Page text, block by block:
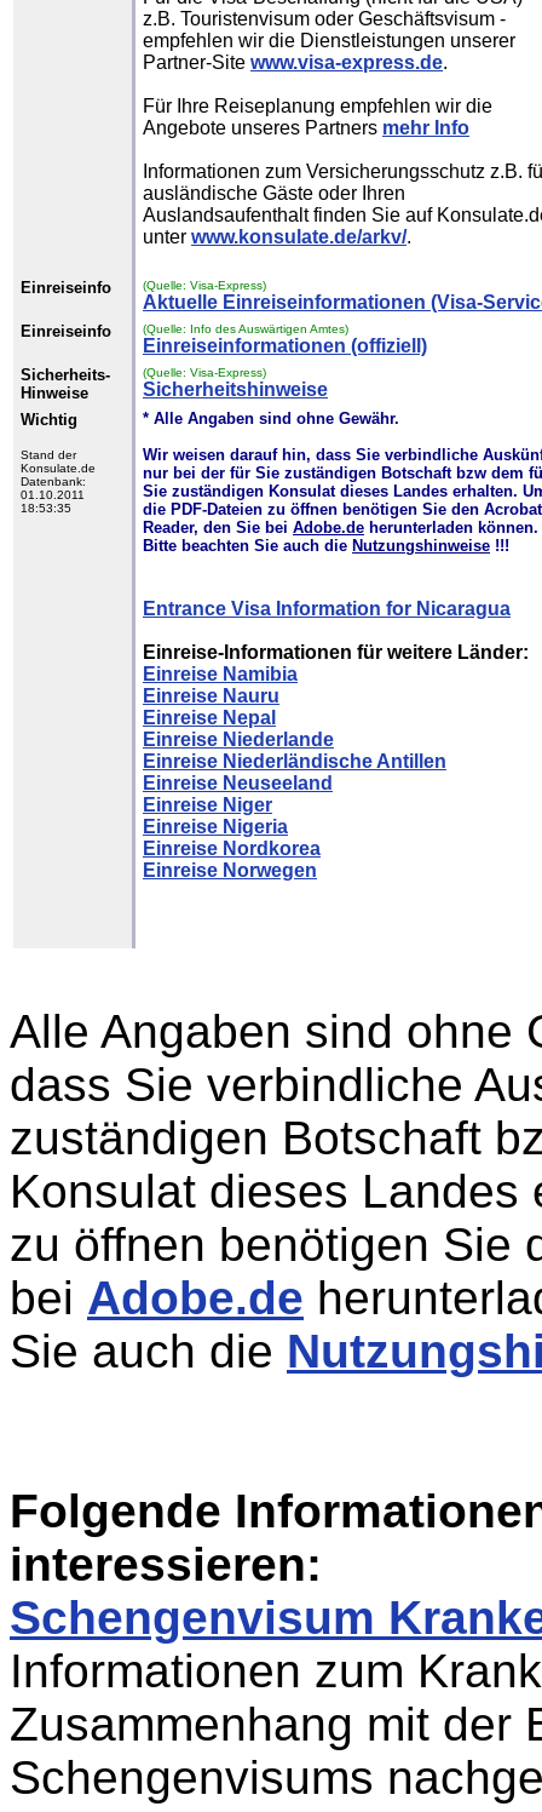
z.B. Touristenvisum oder Geschäftsvisum -
empfehlen wir die Dienstleistungen unserer
Partner-Site www.visa-express.de.
Für Ihre Reiseplanung empfehlen wir die
Angebote unseres Partners mehr Info
Informationen zum Versicherungsschutz z.B.
ausländische Gäste oder Ihren
Auslandsaufenthalt finden Sie auf
unter www.konsulate.de/arkv/.
Einreiseinfo (Quelle: Visa-Express)
Aktuelle Einreiseinformationen (Visa-
Einreiseinfo (Quelle: Info des Auswärtigen Amtes)
Einreiseinformationen (offiziell)
Sicherheits-
Hinweise
(Quelle: Visa-Express)
Sicherheitshinweise
Wichtig
Stand der
Konsulate.de
Datenbank:
01.10.2011
18:53:35
* Alle Angaben sind ohne Gewähr.
Wir weisen darauf hin, dass Sie verbindliche
nur bei der für Sie zuständigen Botschaft bzw dem
Sie zuständigen Konsulat dieses Landes erhalten.
die PDF-Dateien zu öffnen benötigen Sie den Acrobat
Reader, den Sie bei Adobe.de herunterladen können.
Bitte beachten Sie auch die Nutzungshinweise !!!
Entrance Visa Information for Nicaragua
Einreise-Informationen für weitere Länder:
Einreise Namibia
Einreise Nauru
Einreise Nepal
Einreise Niederlande
Einreise Niederländische Antillen
Einreise Neuseeland
Einreise Niger
Einreise Nigeria
Einreise Nordkorea
Einreise Norwegen
Alle Angaben sind ohne
dass Sie verbindliche
zuständigen Botschaft
Konsulat dieses Landes
zu öffnen benötigen Sie
bei Adobe.de
Sie auch die
Folgende
interessieren:
Schengenvisum
Informationen zum
Zusammenhang mit der
Schengenvisums